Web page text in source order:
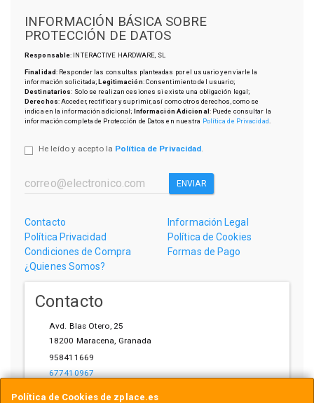
Política de Cookies de zplace.es
INFORMACIÓN BÁSICA SOBRE
PROTECCIÓN DE DATOS
Responsable: INTERACTIVE HARDWARE, SL
Finalidad: Responder las consultas planteadas por el usuario y enviarle la
información solicitada;Legitimación: Consentimiento del usuario;
Destinatarios: Solo se realizan cesiones si existe una obligación legal;
Derechos: Acceder, rectificar y suprimir, así como otros derechos, como se
indica en la información adicional; Información Adicional: Puede consultar la
información completa de Protección de Datos en nuestra Política de Privacidad
He leído y acepto la Política de Privacidad.
ENVIAR
Contacto
Información Legal
Política Privacidad
Política de Cookies
Condiciones de Compra
Formas de Pago
¿Quienes Somos?
Contacto
Avd. Blas Otero, 25
18200 Maracena, Granada
958411669
677410967